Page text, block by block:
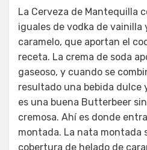
La Cerveza de Mantequilla
iguales de vodka de
caramelo, que aportan el
receta. La crema de soda
gaseoso, y cuando se
resultado una bebida dulce
es una buena Butterbeer
cremosa. Ahí es donde
montada. La nata montada
cobertura de helado de